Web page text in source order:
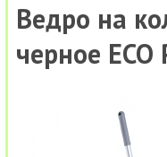
Ведро на
черное